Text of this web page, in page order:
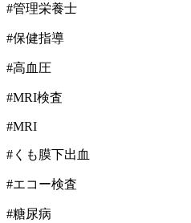
#管理栄養士
#保健指導
#高血圧
#MRI検査
#MRI
#くも膜下出血
#エコー検査
#糖尿病